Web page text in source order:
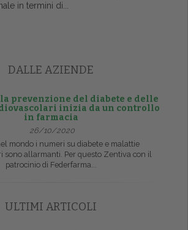
in termini di...
DALLE AZIENDE
la prevenzione del diabete e delle
inizia da un controllo
in farmacia
26/10/2020
mondo i numeri su diabete e malattie
sono allarmanti. Per questo Zentiva con il
patrocinio di Federfarma...
ULTIMI ARTICOLI